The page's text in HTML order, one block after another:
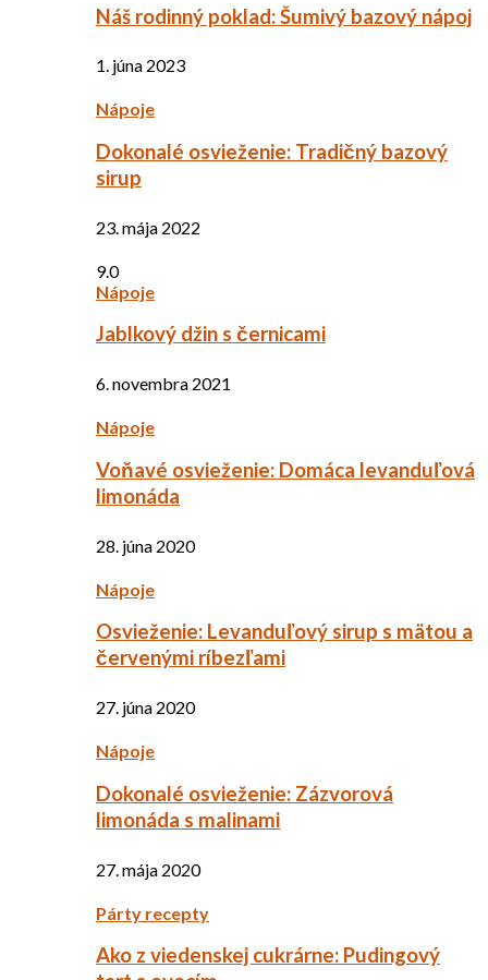
Náš rodinný poklad: Šumivý bazový nápoj
1. júna 2023
Nápoje
Dokonalé osvieženie: Tradičný bazový
sirup
23. mája 2022
9.0
Nápoje
Jablkový džin s černicami
6. novembra 2021
Nápoje
Voňavé osvieženie: Domáca levanduľová
limonáda
28. júna 2020
Nápoje
Osvieženie: Levanduľový sirup s mätou a
červenými ríbezľami
27. júna 2020
Nápoje
Dokonalé osvieženie: Zázvorová
limonáda s malinami
27. mája 2020
Párty recepty
Ako z viedenskej cukrárne: Pudingový